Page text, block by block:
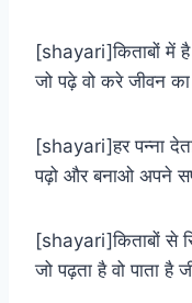
[shayari]किताबों में है
जो पढ़े वो करे जीवन
[shayari]हर पन्ना
पढ़ो और बनाओ अपने
[shayari]किताबों से
जो पढ़ता है वो पाता है